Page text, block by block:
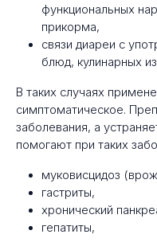
функциональных
прикорма,
связи диареи с
блюд, кулинарных
В таких случаях
симптоматическое.
заболевания, а
помогают при таких
муковисцидоз
гастриты,
хронический
гепатиты,